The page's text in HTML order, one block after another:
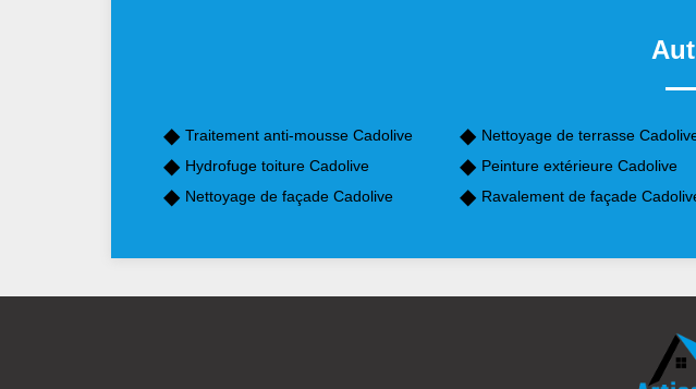
Traitement anti-mousse Cadolive
Hydrofuge toiture Cadolive
Nettoyage de façade Cadolive
Nettoyage de terrasse
Peinture extérieure Cadolive
Ravalement de façade